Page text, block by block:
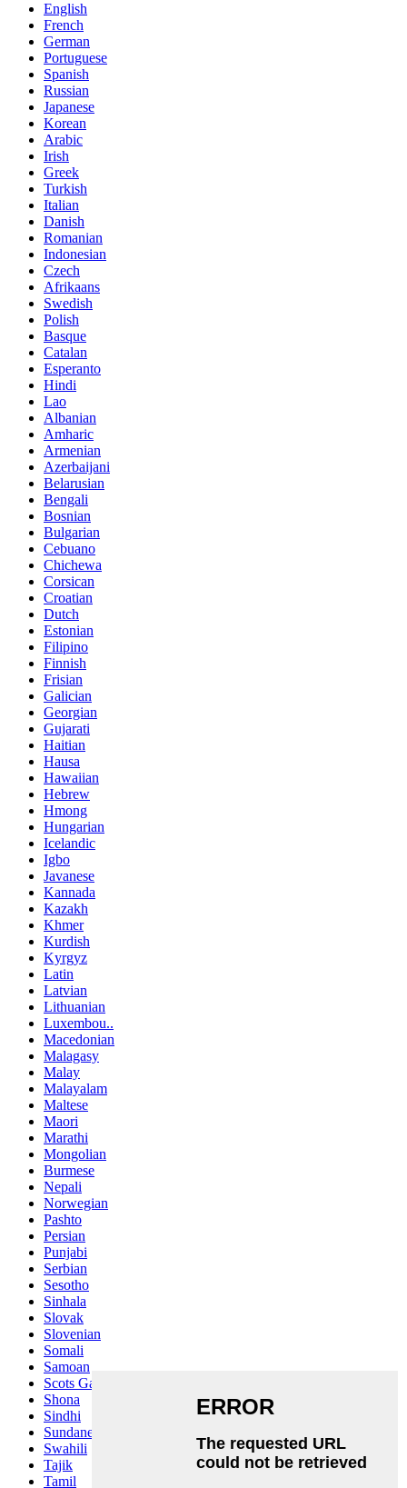
English
French
German
Portuguese
Spanish
Russian
Japanese
Korean
Arabic
Irish
Greek
Turkish
Italian
Danish
Romanian
Indonesian
Czech
Afrikaans
Swedish
Polish
Basque
Catalan
Esperanto
Hindi
Lao
Albanian
Amharic
Armenian
Azerbaijani
Belarusian
Bengali
Bosnian
Bulgarian
Cebuano
Chichewa
Corsican
Croatian
Dutch
Estonian
Filipino
Finnish
Frisian
Galician
Georgian
Gujarati
Haitian
Hausa
Hawaiian
Hebrew
Hmong
Hungarian
Icelandic
Igbo
Javanese
Kannada
Kazakh
Khmer
Kurdish
Kyrgyz
Latin
Latvian
Lithuanian
Luxembou..
Macedonian
Malagasy
Malay
Malayalam
Maltese
Maori
Marathi
Mongolian
Burmese
Nepali
Norwegian
Pashto
Persian
Punjabi
Serbian
Sesotho
Sinhala
Slovak
Slovenian
Somali
Samoan
Scots Gaelic
Shona
Sindhi
Sundanese
Swahili
Tajik
Tamil